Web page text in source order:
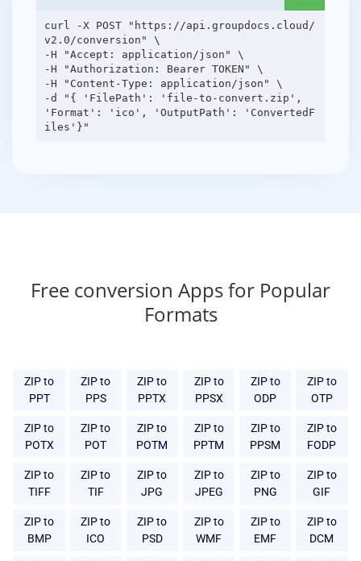
curl -X POST "https://api.groupdocs.cloud/
v2.0/conversion" \
-H "Accept: application/json" \
-H "Authorization: Bearer TOKEN" \
-H "Content-Type: application/json" \
-d "{ 'FilePath': 'file-to-convert.zip',
'Format': 'ico', 'OutputPath': 'ConvertedF
Free conversion Apps for Popular
Formats
ZIP to
PPT
ZIP to
PPS
ZIP to
PPTX
ZIP to
PPSX
ZIP to
ODP
ZIP to
OTP
ZIP to
POTX
ZIP to
POT
ZIP to
POTM
ZIP to
PPTM
ZIP to
PPSM
ZIP to
FODP
ZIP to
TIFF
ZIP to
TIF
ZIP to
JPG
ZIP to
JPEG
ZIP to
PNG
ZIP to
GIF
ZIP to
BMP
ZIP to
ICO
ZIP to
PSD
ZIP to
WMF
ZIP to
EMF
ZIP to
DCM